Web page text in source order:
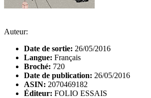
Auteur:
Date de sortie: 26/05/2016
Langue: Français
Broché: 720
Date de publication: 26/05/2016
ASIN: 2070469182
Éditeur: FOLIO ESSAIS